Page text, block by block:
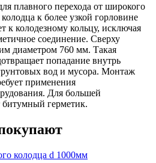
плавного перехода от широкого
к более узкой горловине
к колодезному кольцу, исключая
соединение. Сверху
диаметром 760 мм. Такая
попадание внутрь
вод и мусора. Монтаж
применения
Для большей
битумный герметик.